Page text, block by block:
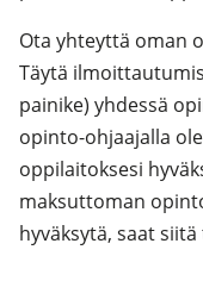
Ota yhteyttä oman
Täytä
painike) yhdessä
opinto-ohjaajalla
oppilaitoksesi
maksuttoman
hyväksytä, saat